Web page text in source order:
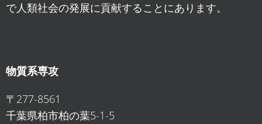
で人類社会の発展に貢献することにあります。
物質系専攻
〒277-8561
千葉県柏市柏の葉5-1-5